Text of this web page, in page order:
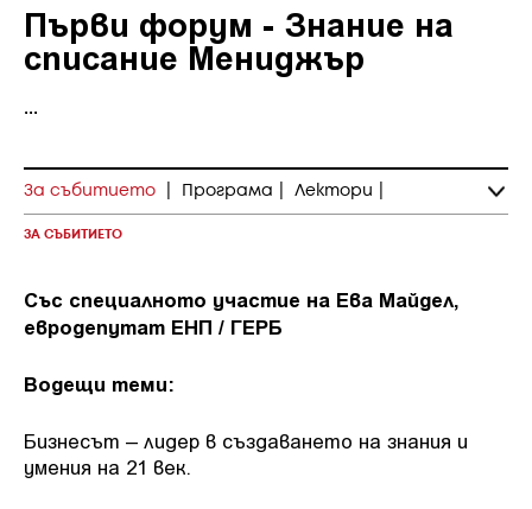
Първи форум - Знание на
списание Мениджър
...
За събитието Програма Лектори
ЗА СЪБИТИЕТО
Със специалното участие на Ева Майдел,
евродепутат ЕНП / ГЕРБ
Водещи теми:
Бизнесът – лидер в създаването на знания и
умения на 21 век.